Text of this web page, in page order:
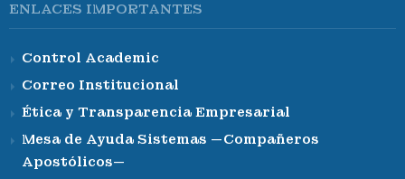
ENLACES IMPORTANTES
Control Academic
Correo Institucional
Ética y Transparencia Empresarial
Mesa de Ayuda Sistemas —Compañeros
Apostólicos—